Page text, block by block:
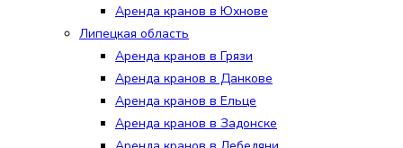
Аренда кранов в Юхнове
Липецкая область
Аренда кранов в Грязи
Аренда кранов в Данкове
Аренда кранов в Ельце
Аренда кранов в Задонске